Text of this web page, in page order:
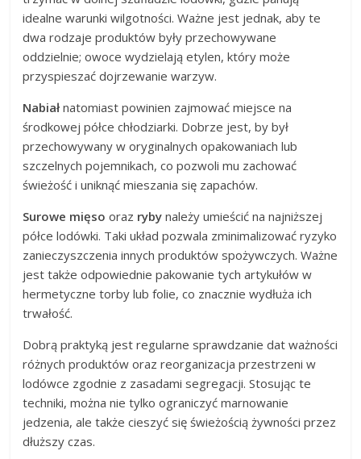
idealne warunki wilgotności. Ważne jest jednak, aby te
dwa rodzaje produktów były przechowywane
oddzielnie; owoce wydzielają etylen, który może
przyspieszać dojrzewanie warzyw.
Nabiał natomiast powinien zajmować miejsce na
środkowej półce chłodziarki. Dobrze jest, by był
przechowywany w oryginalnych opakowaniach lub
szczelnych pojemnikach, co pozwoli mu zachować
świeżość i uniknąć mieszania się zapachów.
Surowe mięso oraz ryby należy umieścić na najniższej
półce lodówki. Taki układ pozwala zminimalizować ryzyko
zanieczyszczenia innych produktów spożywczych. Ważne
jest także odpowiednie pakowanie tych artykułów w
hermetyczne torby lub folie, co znacznie wydłuża ich
trwałość.
Dobrą praktyką jest regularne sprawdzanie dat ważności
różnych produktów oraz reorganizacja przestrzeni w
lodówce zgodnie z zasadami segregacji. Stosując te
techniki, można nie tylko ograniczyć marnowanie
jedzenia, ale także cieszyć się świeżością żywności przez
dłuższy czas.